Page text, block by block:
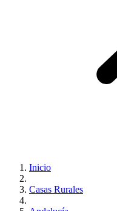
Inicio
Casas Rurales